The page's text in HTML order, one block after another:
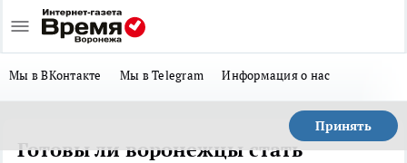
Мы в ВКонтакте Мы в Telegram Информация о нас
Принять
Готовы ли воронежцы стать